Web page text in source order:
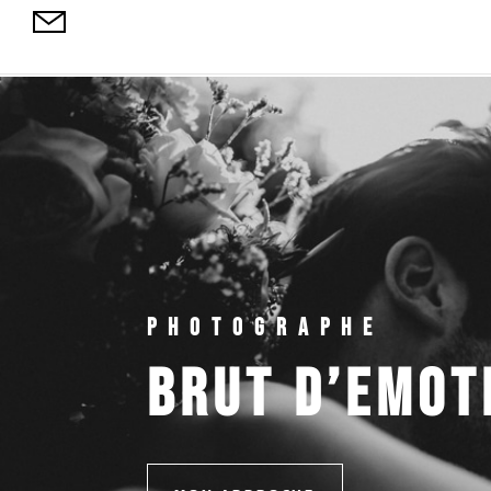
PHOTOGRAPHE
BRUT